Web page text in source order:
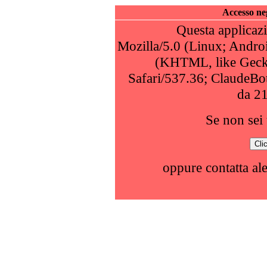
Accesso
Questa
Mozilla/5.0 (Linux;
(KHTML, like
Safari/537.36;
da
Se non
oppure contatta